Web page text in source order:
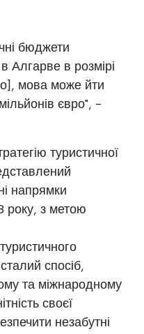
бюджети
Алгарве в розмірі
мова може йти
євро", -
туристичної
напрямки
року, з метою
спосіб,
та міжнародному
своєї
незабутні